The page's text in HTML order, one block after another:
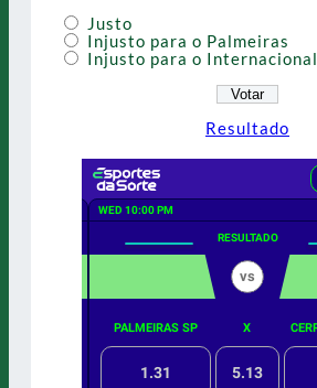
Justo
Injusto para o Palmeiras
Injusto para o Internacional
Resultado